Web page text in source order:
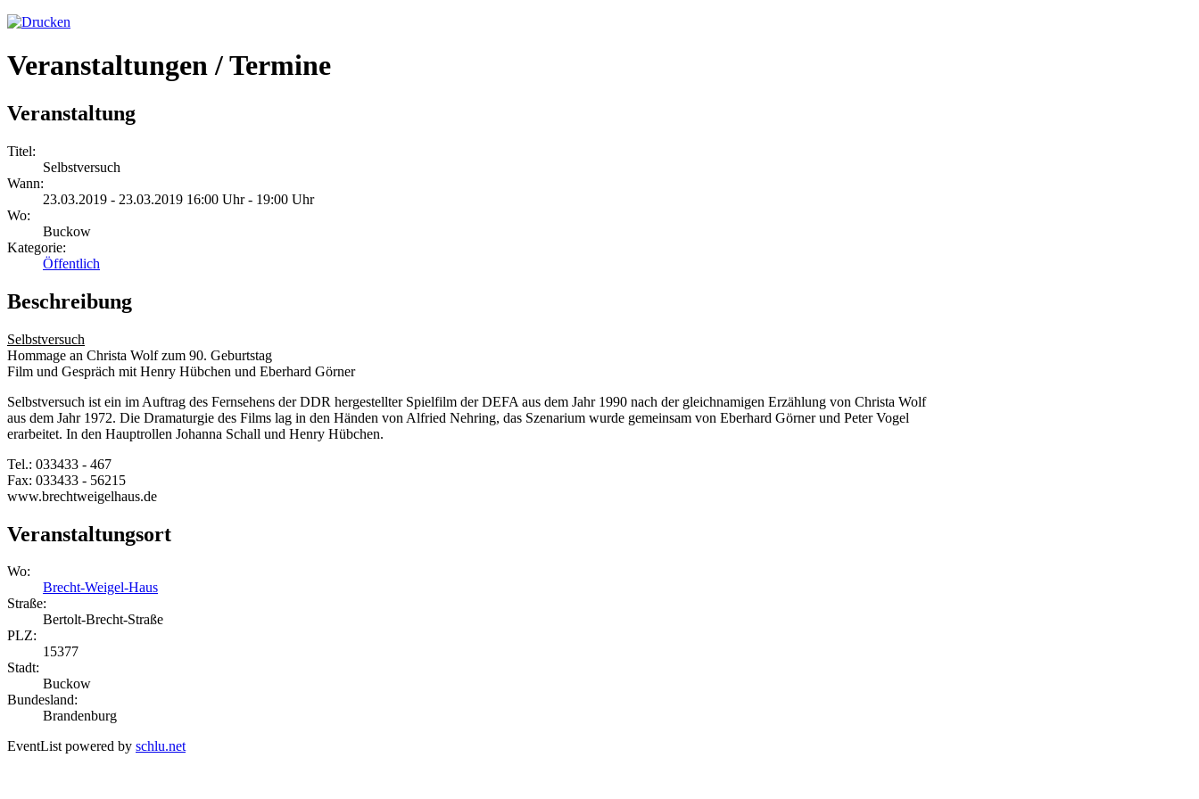
Veranstaltungen / Termine
Veranstaltung
Titel:
Selbstversuch
Wann:
23.03.2019 - 23.03.2019 16:00 Uhr - 19:00 Uhr
Wo:
Buckow
Kategorie:
Öffentlich
Beschreibung
Selbstversuch
Hommage an Christa Wolf zum 90. Geburtstag
Film und Gespräch mit Henry Hübchen und Eberhard Görner
Selbstversuch ist ein im Auftrag des Fernsehens der DDR hergestellter Spielfilm der DEFA aus dem Jahr 1990 nach der gleichnamigen Erzählung von Christa Wolf
aus dem Jahr 1972. Die Dramaturgie des Films lag in den Händen von Alfried Nehring, das Szenarium wurde gemeinsam von Eberhard Görner und Peter Vogel
erarbeitet. In den Hauptrollen Johanna Schall und Henry Hübchen.
Tel.: 033433 - 467
Fax: 033433 - 56215
www.brechtweigelhaus.de
Veranstaltungsort
Wo:
Brecht-Weigel-Haus
Straße:
Bertolt-Brecht-Straße
PLZ:
15377
Stadt:
Buckow
Bundesland:
Brandenburg
EventList powered by schlu.net